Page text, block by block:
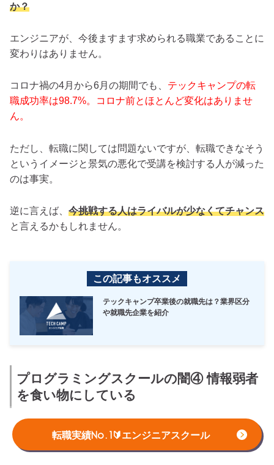
転職実績No.1🔰エンジニアスクール
か？
エンジニアが、今後ますます求められる職業であることに
変わりはありません。
コロナ禍の4月から6月の期間でも、 テックキャンプの転
職成功率は98.7%。コロナ前とほとんど変化はありませ
ん。
ただし、転職に関しては問題ないですが、転職できなそう
というイメージと景気の悪化で受講を検討する人が減った
のは事実。
逆に言えば、 今挑戦する人はライバルが少なくてチャンス
と言えるかもしれません。
この記事もオススメ
テックキャンプ卒業後の就職先は？業界区分
や就職先企業を紹介
プログラミングスクールの闇④ 情報弱者
を食い物にしている
プログラミングスクールの闇の4つ目は、「情報弱者を食
い物にしている」です。